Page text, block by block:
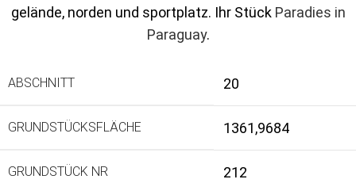
gelände, norden und sportplatz. Ihr Stück Paradies in
Paraguay.
ABSCHNITT 20
GRUNDSTÜCKSFLÄCHE 1361,9684
GRUNDSTÜCK NR 212